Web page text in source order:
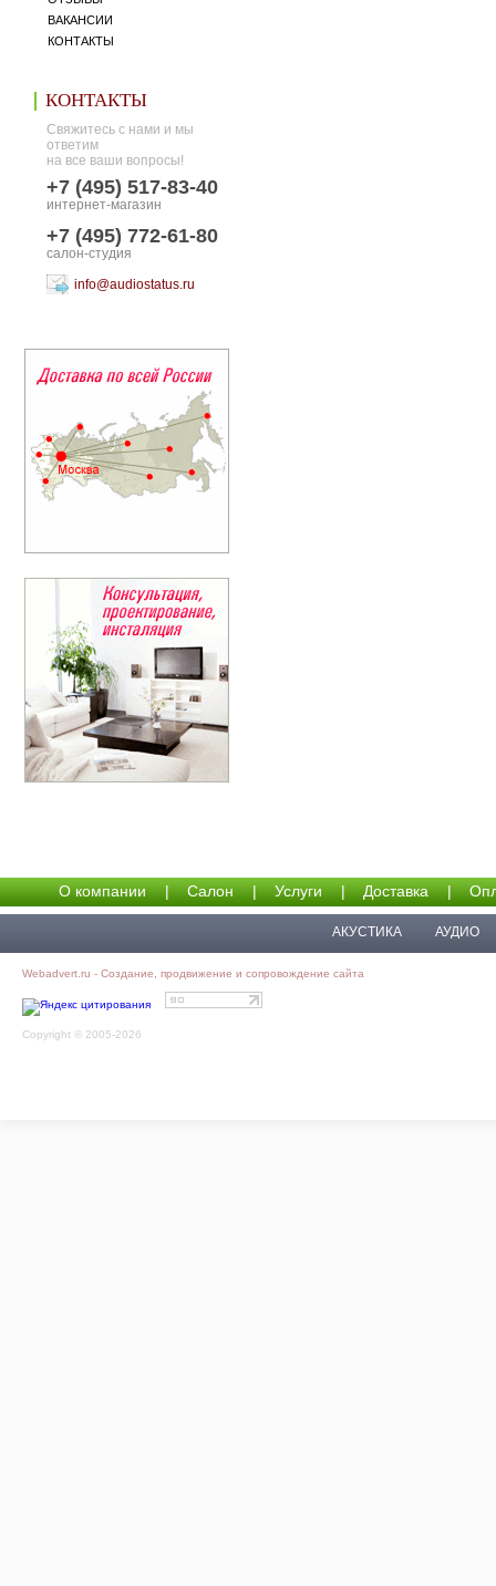
ВАКАНСИИ
КОНТАКТЫ
КОНТАКТЫ
Свяжитесь с нами и мы
ответим
на все ваши вопросы!
+7 (495) 517-83-40
интернет-магазин
+7 (495) 772-61-80
салон-студия
info@audiostatus.ru
О компании | Салон | Услуги | Доставка |
АКУСТИКА АУДИО
Webadvert.ru - Создание, продвижение и сопровождение сайта
Copyright © 2005-2026